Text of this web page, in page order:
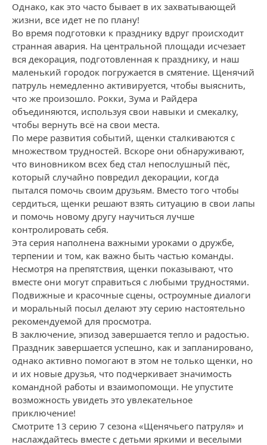
Однако, как это часто бывает в их захватывающей
жизни, все идет не по плану!
Во время подготовки к празднику вдруг происходит
странная авария. На центральной площади исчезает
вся декорация, подготовленная к празднику, и наш
маленький городок погружается в смятение. Щенячий
патруль немедленно активируется, чтобы выяснить,
что же произошло. Рокки, Зума и Райдера
объединяются, используя свои навыки и смекалку,
чтобы вернуть всё на свои места.
По мере развития событий, щенки сталкиваются с
множеством трудностей. Вскоре они обнаруживают,
что виновником всех бед стал непослушный пёс,
который случайно повредил декорации, когда
пытался помочь своим друзьям. Вместо того чтобы
сердиться, щенки решают взять ситуацию в свои лапы
и помочь новому другу научиться лучше
контролировать себя.
Эта серия наполнена важными уроками о дружбе,
терпении и том, как важно быть частью команды.
Несмотря на препятствия, щенки показывают, что
вместе они могут справиться с любыми трудностями.
Подвижные и красочные сцены, остроумные диалоги
и моральный посыл делают эту серию настоятельно
рекомендуемой для просмотра.
В заключение, эпизод завершается тепло и радостью.
Праздник завершается успешно, как и запланировано,
однако активно помогают в этом не только щенки, но
и их новые друзья, что подчеркивает значимость
командной работы и взаимопомощи. Не упустите
возможность увидеть это увлекательное
приключение!
Смотрите 13 серию 7 сезона «Щенячьего патруля» и
наслаждайтесь вместе с детьми яркими и веселыми